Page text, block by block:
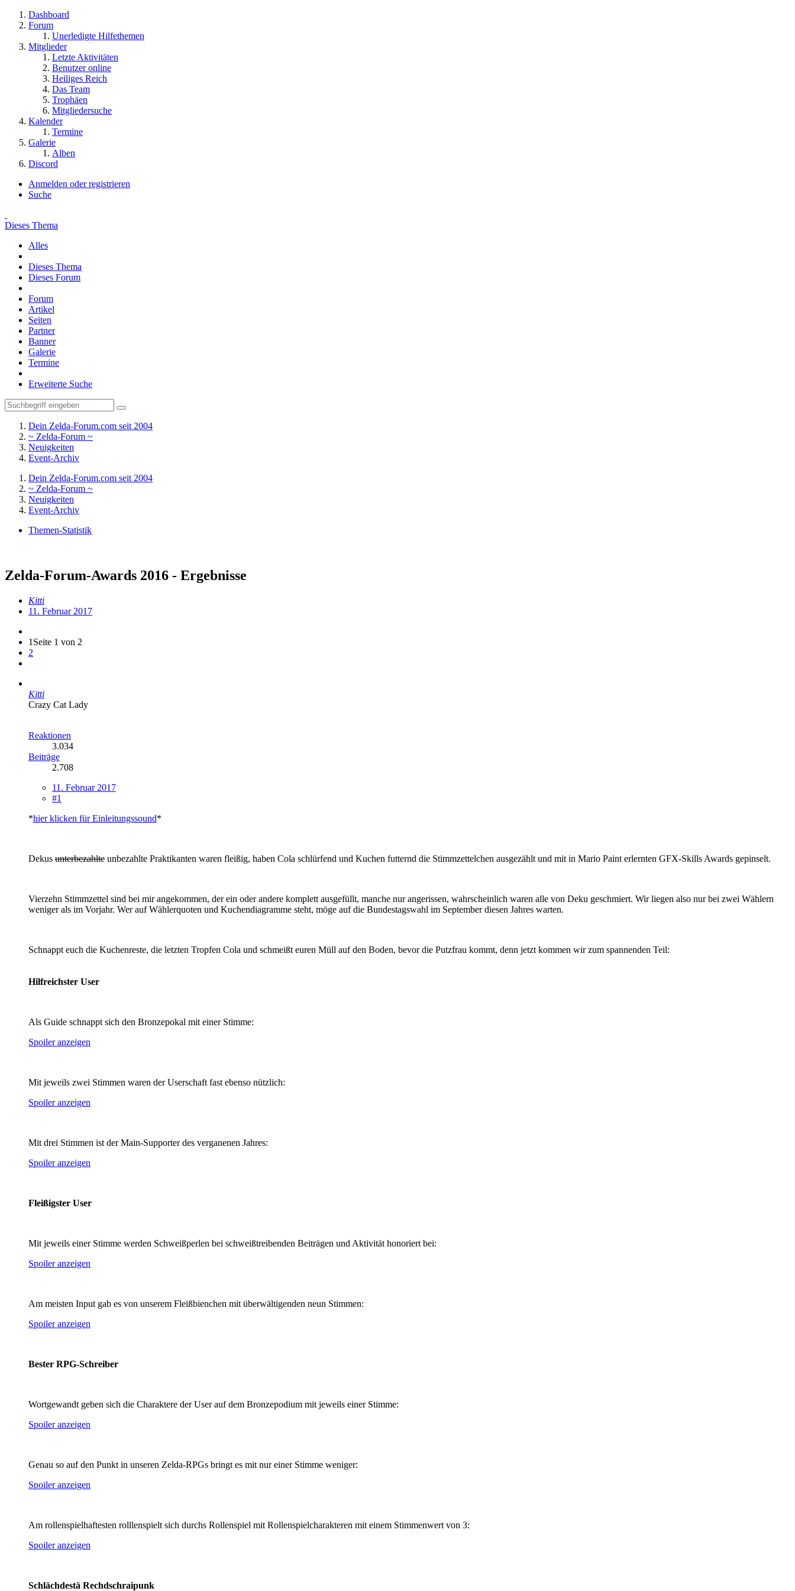
Dashboard
Forum
Unerledigte Hilfethemen
Mitglieder
Letzte Aktivitäten
Benutzer online
Heiliges Reich
Das Team
Trophäen
Mitgliedersuche
Kalender
Termine
Galerie
Alben
Discord
Anmelden oder registrieren
Suche
Dieses Thema
Alles
Dieses Thema
Dieses Forum
Forum
Artikel
Seiten
Partner
Banner
Galerie
Termine
Erweiterte Suche
Dein Zelda-Forum.com seit 2004
~ Zelda-Forum ~
Neuigkeiten
Event-Archiv
Dein Zelda-Forum.com seit 2004
~ Zelda-Forum ~
Neuigkeiten
Event-Archiv
Themen-Statistik
Zelda-Forum-Awards 2016 - Ergebnisse
Kitti
11. Februar 2017
1 Seite 1 von 2
2
Kitti
Crazy Cat Lady
Reaktionen
3.034
Beiträge
2.708
11. Februar 2017
#1
*hier klicken für Einleitungssound*
Dekus unterbezahlte unbezahlte Praktikanten waren fleißig, haben Cola schlürfend und Kuchen futternd die Stimmzettelchen ausgezählt und mit in Mario Paint erlernten GFX-Skills Awards gepinselt.
Vierzehn Stimmzettel sind bei mir angekommen, der ein oder andere komplett ausgefüllt, manche nur angerissen, wahrscheinlich waren alle von Deku geschmiert. Wir liegen also nur bei zwei Wählern
weniger als im Vorjahr. Wer auf Wählerquoten und Kuchendiagramme steht, möge auf die Bundestagswahl im September diesen Jahres warten.
Schnappt euch die Kuchenreste, die letzten Tropfen Cola und schmeißt euren Müll auf den Boden, bevor die Putzfrau kommt, denn jetzt kommen wir zum spannenden Teil:
Hilfreichster User
Als Guide schnappt sich den Bronzepokal mit einer Stimme:
Spoiler anzeigen
Mit jeweils zwei Stimmen waren der Userschaft fast ebenso nützlich:
Spoiler anzeigen
Mit drei Stimmen ist der Main-Supporter des verganenen Jahres:
Spoiler anzeigen
Fleißigster User
Mit jeweils einer Stimme werden Schweißperlen bei schweißtreibenden Beiträgen und Aktivität honoriert bei:
Spoiler anzeigen
Am meisten Input gab es von unserem Fleißbienchen mit überwältigenden neun Stimmen:
Spoiler anzeigen
Bester RPG-Schreiber
Wortgewandt geben sich die Charaktere der User auf dem Bronzepodium mit jeweils einer Stimme:
Spoiler anzeigen
Genau so auf den Punkt in unseren Zelda-RPGs bringt es mit nur einer Stimme weniger:
Spoiler anzeigen
Am rollenspielhaftesten rolllenspielt sich durchs Rollenspiel mit Rollenspielcharakteren mit einem Stimmenwert von 3:
Spoiler anzeigen
Schlächdestä Rechdschraipunk